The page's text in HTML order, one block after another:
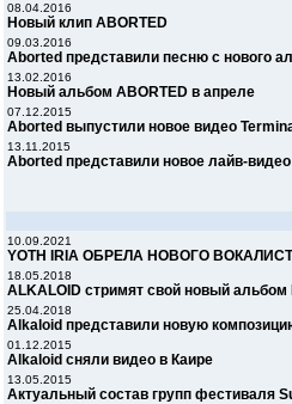
08.04.2016
Новый клип ABORTED
09.03.2016
Aborted представили песню с нового
13.02.2016
Новый альбом ABORTED в апреле
07.12.2015
Aborted выпустили новое видео
13.11.2015
Aborted представили новое лайв-
10.09.2021
YOTH IRIA ОБРЕЛА НОВОГО
18.05.2018
ALKALOID стримят свой новый альбом
25.04.2018
Alkaloid представили новую
01.12.2015
Alkaloid сняли видео в Каире
13.05.2015
Актуальный состав групп фестиваля